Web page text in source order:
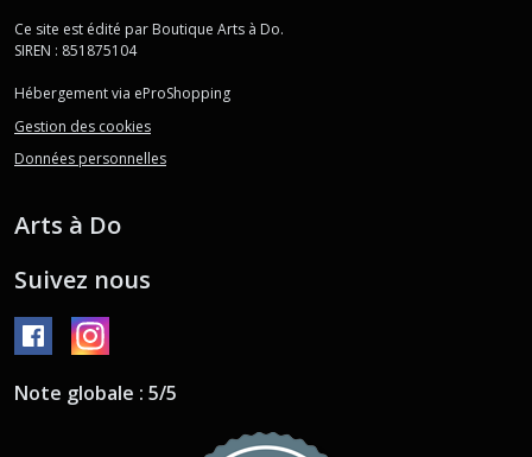
Ce site est édité par Boutique Arts à Do.
SIREN : 851875104
Hébergement via eProShopping
Gestion des cookies
Données personnelles
Arts à Do
Suivez nous
Note globale : 5/5